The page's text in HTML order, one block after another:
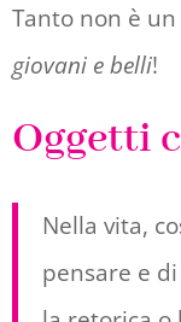
Tanto non è
giovani e belli!
Oggetti
Nella vita,
pensare e